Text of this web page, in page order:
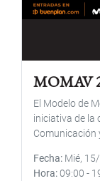
MOMAV
El Modelo de
iniciativa de la
Comunicación
Fecha Mié,
Hora 09:00 -